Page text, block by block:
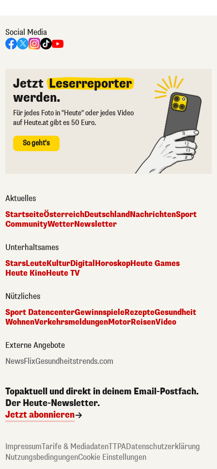
Social Media
Jetzt Leserreporter
werden.
Für jedes Foto in "Heute" oder jedes Video
auf Heute.at gibt es 50 Euro.
So geht's
Aktuelles
StartseiteÖsterreichDeutschlandNachrichtenSport
CommunityWetterNewsletter
Unterhaltsames
StarsLeuteKulturDigitalHoroskopHeute Games
Heute KinoHeute TV
Nützliches
Sport DatencenterGewinnspieleRezepteGesundheit
WohnenVerkehrsmeldungenMotorReisenVideo
Externe Angebote
NewsFlixGesundheitstrends.com
Topaktuell und direkt in deinem Email-Postfach.
Der Heute-Newsletter.
Jetzt abonnieren
ImpressumTarife & MediadatenTTPADatenschutzerklärung
NutzungsbedingungenCookie Einstellungen